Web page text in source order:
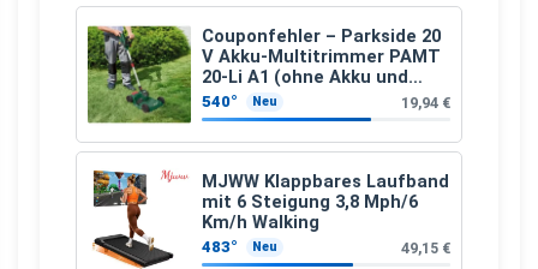
Couponfehler – Parkside 20
V Akku-Multitrimmer PAMT
20-Li A1 (ohne Akku und
Ladegerät)
540° Neu 19,94 €
MJWW Klappbares Laufband
mit 6 Steigung 3,8 Mph/6
Km/h Walking
483° Neu 49,15 €